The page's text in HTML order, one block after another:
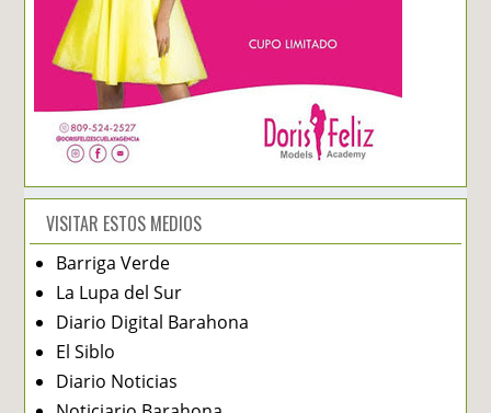
VISITAR ESTOS MEDIOS
Barriga Verde
La Lupa del Sur
Diario Digital Barahona
El Siblo
Diario Noticias